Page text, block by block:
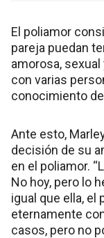
El poliamor
pareja puedan
amorosa,
con varias
conocimiento
Ante esto,
decisión de su
en el poliamor.
No hoy, pero lo
igual que ella, el
eternamente
casos, pero no